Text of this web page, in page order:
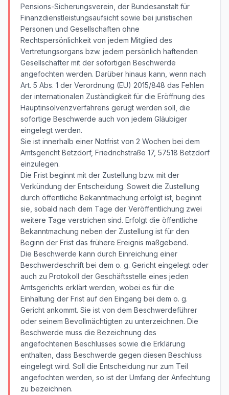
Pensions-Sicherungsverein, der Bundesanstalt für
Finanzdienstleistungsaufsicht sowie bei juristischen
Personen und Gesellschaften ohne
Rechtspersönlichkeit von jedem Mitglied des
Vertretungsorgans bzw. jedem persönlich haftenden
Gesellschafter mit der sofortigen Beschwerde
angefochten werden. Darüber hinaus kann, wenn nach
Art. 5 Abs. 1 der Verordnung (EU) 2015/848 das Fehlen
der internationalen Zuständigkeit für die Eröffnung des
Hauptinsolvenzverfahrens gerügt werden soll, die
sofortige Beschwerde auch von jedem Gläubiger
eingelegt werden.
Sie ist innerhalb einer Notfrist von 2 Wochen bei dem
Amtsgericht Betzdorf, Friedrichstraße 17, 57518 Betzdorf
einzulegen.
Die Frist beginnt mit der Zustellung bzw. mit der
Verkündung der Entscheidung. Soweit die Zustellung
durch öffentliche Bekanntmachung erfolgt ist, beginnt
sie, sobald nach dem Tage der Veröffentlichung zwei
weitere Tage verstrichen sind. Erfolgt die öffentliche
Bekanntmachung neben der Zustellung ist für den
Beginn der Frist das frühere Ereignis maßgebend.
Die Beschwerde kann durch Einreichung einer
Beschwerdeschrift bei dem o. g. Gericht eingelegt oder
auch zu Protokoll der Geschäftsstelle eines jeden
Amtsgerichts erklärt werden, wobei es für die
Einhaltung der Frist auf den Eingang bei dem o. g.
Gericht ankommt. Sie ist von dem Beschwerdeführer
oder seinem Bevollmächtigten zu unterzeichnen. Die
Beschwerde muss die Bezeichnung des
angefochtenen Beschlusses sowie die Erklärung
enthalten, dass Beschwerde gegen diesen Beschluss
eingelegt wird. Soll die Entscheidung nur zum Teil
angefochten werden, so ist der Umfang der Anfechtung
zu bezeichnen.